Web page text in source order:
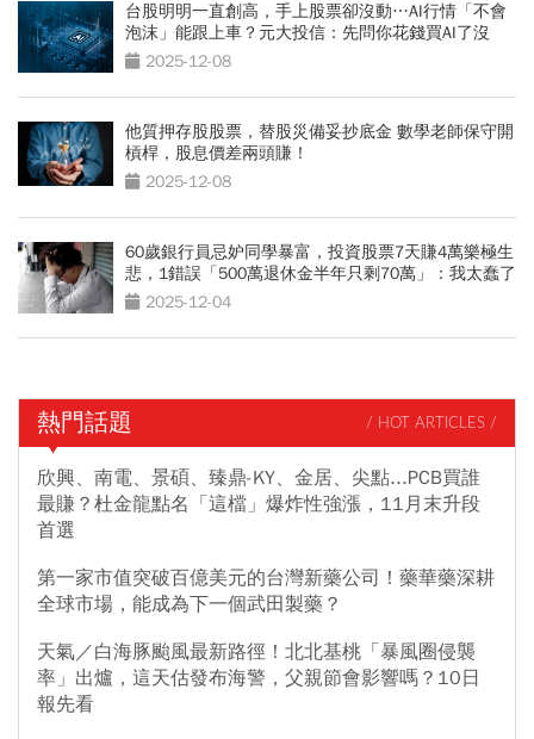
台股明明一直創高，手上股票卻沒動…AI行情「不會
泡沫」能跟上車？元大投信：先問你花錢買AI了沒
2025-12-08
他質押存股股票，替股災備妥抄底金 數學老師保守開
槓桿，股息價差兩頭賺！
2025-12-08
60歲銀行員忌妒同學暴富，投資股票7天賺4萬樂極生
悲，1錯誤「500萬退休金半年只剩70萬」：我太蠢了
2025-12-04
熱門話題 / HOT ARTICLES /
欣興、南電、景碩、臻鼎-KY、金居、尖點...PCB買誰
最賺？杜金龍點名「這檔」爆炸性強漲，11月末升段
首選
第一家市值突破百億美元的台灣新藥公司！藥華藥深耕
全球市場，能成為下一個武田製藥？
天氣／白海豚颱風最新路徑！北北基桃「暴風圈侵襲
率」出爐，這天估發布海警，父親節會影響嗎？10日
報先看